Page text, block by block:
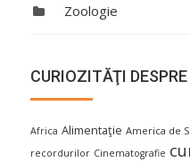
Zoologie
CURIOZITĂŢI DESPRE
Africa Alimentaţie America de
recordurilor Cinematografie